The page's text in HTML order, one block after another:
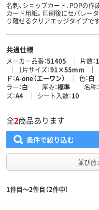
名刺、ショップカード、POPの
カード用紙。印刷後にセパレー
り離せるクリアエッジタイプです
共通仕様
メーカー品番 51405 片数
1片サイズ 91×55mm
ド A-one（エーワン） 色 白
ラー 白 厚み 標準 名称
ズ A4 シート入数 10
全2商品あります
条件で絞り込む
並び替
1件目～2件目（2件中）